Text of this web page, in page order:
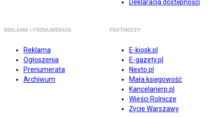
Deklaracja dostępności
REKLAMA I PRENUMERATA
Reklama
Ogłoszenia
Prenumerata
Archiwum
PARTNERZY
E-kiosk.pl
E-gazety.pl
Nexto.pl
Mała księgowość
Kancelarierp.pl
Wieści Rolnicze
Życie Warszawy